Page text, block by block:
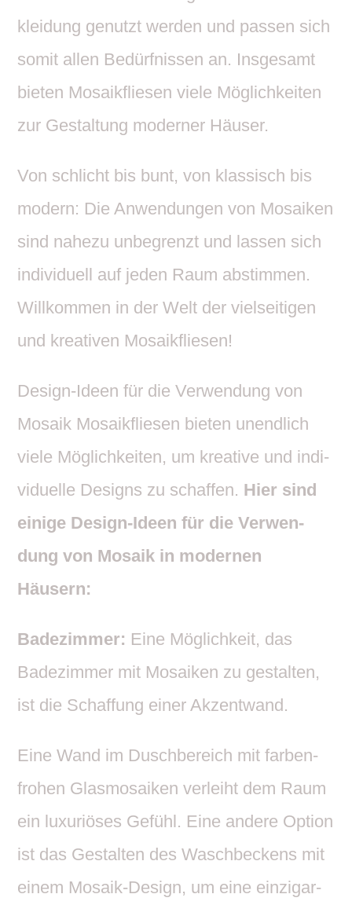
klei­dung genutzt werden und passen sich
somit allen Bedürf­nissen an. Insge­samt
bieten Mosa­ik­fliesen viele Möglich­keiten
zur Gestal­tung moderner Häuser.
Von schlicht bis bunt, von klas­sisch bis
modern: Die Anwen­dungen von Mosaiken
sind nahezu unbe­grenzt und lassen sich
indi­vi­duell auf jeden Raum abstimmen.
Will­kommen in der Welt der viel­sei­tigen
und krea­tiven Mosaikfliesen!
Design-Ideen für die Verwen­dung von
Mosaik Mosa­ik­fliesen bieten unend­lich
viele Möglich­keiten, um krea­tive und indi­
vi­du­elle Designs zu schaffen. Hier sind
einige Design-Ideen für die Verwen­
dung von Mosaik in modernen
Häusern:
Bade­zimmer: Eine Möglich­keit, das
Bade­zimmer mit Mosaiken zu gestalten,
ist die Schaf­fung einer Akzentwand.
Eine Wand im Dusch­be­reich mit farben­
frohen Glas­mo­saiken verleiht dem Raum
ein luxu­riöses Gefühl. Eine andere Option
ist das Gestalten des Wasch­be­ckens mit
einem Mosaik-Design, um eine einzig­ar­